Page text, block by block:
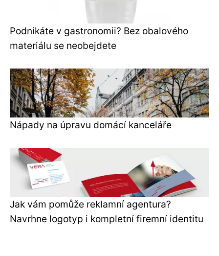
Podnikáte v gastronomii? Bez obalového
materiálu se neobejdete
Nápady na úpravu domácí kanceláře
Jak vám pomůže reklamní agentura?
Navrhne logotyp i kompletní firemní identitu